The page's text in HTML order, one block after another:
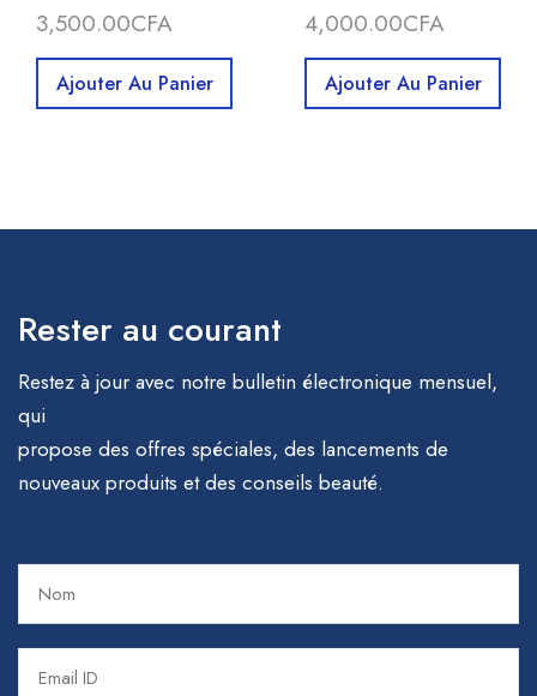
3,500.00CFA
Ajouter Au Panier
4,000.00CFA
Ajouter Au Panier
Rester au courant
Restez à jour avec notre bulletin électronique mensuel,
qui
propose des offres spéciales, des lancements de
nouveaux produits et des conseils beauté.